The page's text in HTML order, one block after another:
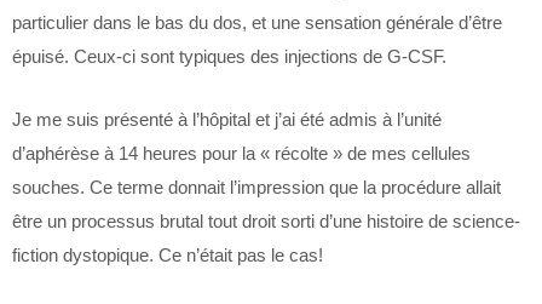
particulier dans le bas du dos, et une sensation générale d’être
épuisé. Ceux-ci sont typiques des injections de G-CSF.
Je me suis présenté à l’hôpital et j’ai été admis à l’unité
d’aphérèse à 14 heures pour la « récolte » de mes cellules
souches. Ce terme donnait l’impression que la procédure allait
être un processus brutal tout droit sorti d’une histoire de science-
fiction dystopique. Ce n’était pas le cas!